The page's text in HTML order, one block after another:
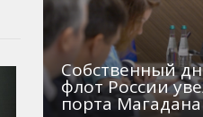
Собственный
флот России
порта Магадана